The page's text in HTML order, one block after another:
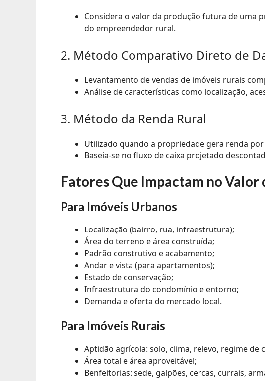
Considera o valor da produção futura de uma
do empreendedor rural.
2. Método Comparativo Direto de
Levantamento de vendas de imóveis rurais
Análise de características como localização,
3. Método da Renda Rural
Utilizado quando a propriedade gera renda
Baseia-se no fluxo de caixa projetado
Fatores Que Impactam no Valor
Para Imóveis Urbanos
Localização (bairro, rua, infraestrutura);
Área do terreno e área construída;
Padrão construtivo e acabamento;
Andar e vista (para apartamentos);
Estado de conservação;
Infraestrutura do condomínio e entorno;
Demanda e oferta do mercado local.
Para Imóveis Rurais
Aptidão agrícola: solo, clima, relevo, regime de
Área total e área aproveitável;
Benfeitorias: sede, galpões, cercas, currais,